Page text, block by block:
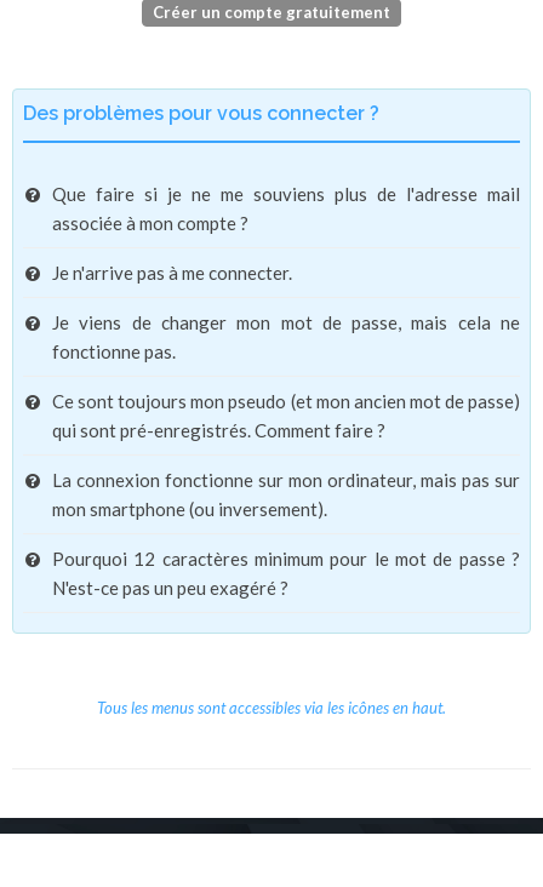
Créer un compte gratuitement
Des problèmes pour vous connecter ?
Que faire si je ne me souviens plus de l'adresse mail
associée à mon compte ?
Je n'arrive pas à me connecter.
Je viens de changer mon mot de passe, mais cela ne
fonctionne pas.
Ce sont toujours mon pseudo (et mon ancien mot de passe)
qui sont pré-enregistrés. Comment faire ?
La connexion fonctionne sur mon ordinateur, mais pas sur
mon smartphone (ou inversement).
Pourquoi 12 caractères minimum pour le mot de passe ?
N'est-ce pas un peu exagéré ?
Tous les menus sont accessibles via les icônes en haut.